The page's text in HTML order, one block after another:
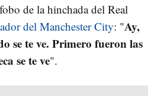
de la hinchada del Real
del Manchester City: "Ay,
se te ve. Primero fueron las
se te ve".